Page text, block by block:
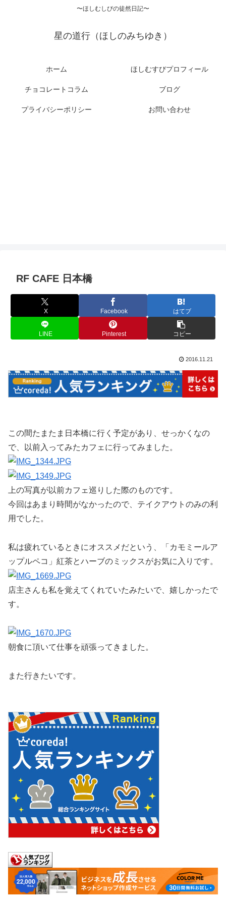
〜ほしむしびの徒然日記〜
星の道行（ほしのみちゆき）
ホーム ほしむすびプロフィール
チョコレートコラム ブログ
プライバシーポリシー お問い合わせ
RF CAFE 日本橋
X Facebook はてブ
LINE Pinterest コピー
2016.11.21
この間たまたま日本橋に行く予定があり、せっかくなの
で、以前入ってみたカフェに行ってみました。
上の写真が以前カフェ巡りした際のものです。
今回はあまり時間がなかったので、テイクアウトのみの利
用でした。
私は疲れているときにオススメだという、「カモミールア
ップルペコ」紅茶とハーブのミックスがお気に入りです。
店主さんも私を覚えてくれていたみたいで、嬉しかったで
す。
朝食に頂いて仕事を頑張ってきました。
また行きたいです。